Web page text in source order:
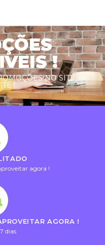
!
NO SITE
!
agora !
AGORA !
dias